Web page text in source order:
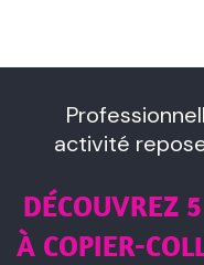
activité
DÉCOUVREZ
À COPIER-